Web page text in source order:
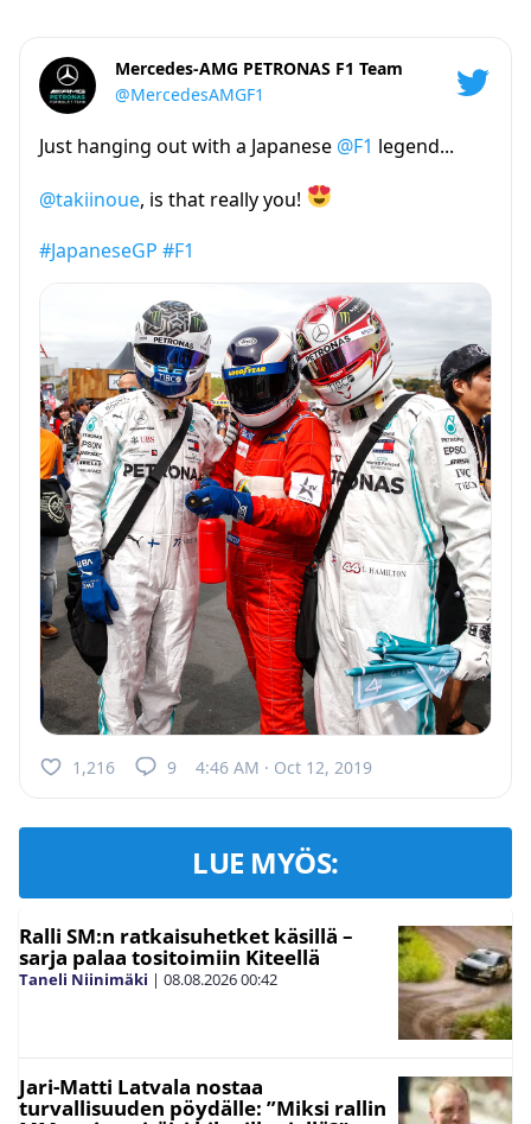
Mercedes-AMG PETRONAS F1 Team
@MercedesAMGF1
Just hanging out with a Japanese @F1 legend...
@takiinoue, is that really you!
#JapaneseGP #F1
1,216 9 4:46 AM · Oct 12, 2019
LUE MYÖS:
Ralli SM:n ratkaisuhetket käsillä –
sarja palaa tositoimiin Kiteellä
Taneli Niinimäki | 08.08.202600:42
Jari-Matti Latvala nostaa
turvallisuuden pöydälle: ”Miksi rallin